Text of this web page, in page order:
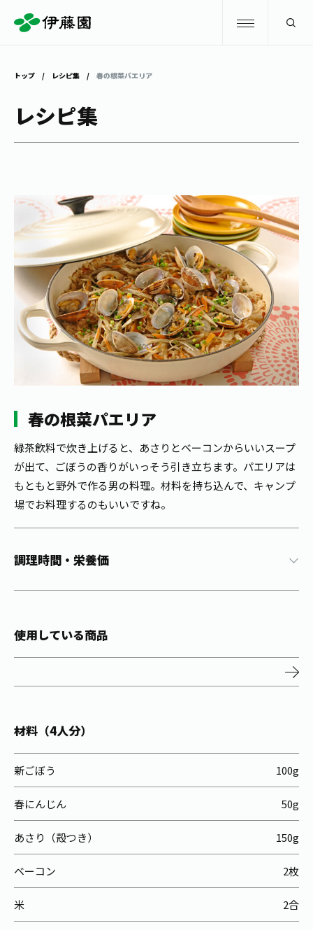
お〜いお茶
健康ミネラルむぎ茶
TULLY'S COFFEE
1日分の野菜
商品情報
ブランドから探す
カテゴリーから探す
キーワードから探す
製品の原料産地
お茶を知る・楽しむ
お茶を知る・楽しむ
お茶を楽しむ
お茶のいれ方
動画ギャラリー
レシピ集
お茶百科キッズ
茶産地育成事業
茶殻リサイクルシステム
お茶の妖精
体験・イベント
体験・イベント
見学・体験
工場見学
お茶の複合型博物館
食育・イベント
新俳句大賞
店舗・通販
店舗・通販
伊藤園の店舗トップ
茶寮伊藤園
店舗検索
通信販売トップ
Inner CHARM
Crazy Jasmine
お客様相談室
企業情報 GLOBAL
トップ レシピ集 春の根菜パエリア
レシピ集
春の根菜パエリア
緑茶飲料で炊き上げると、あさりとベーコンからいいスープ
が出て、ごぼうの香りがいっそう引き立ちます。パエリアは
もともと野外で作る男の料理。材料を持ち込んで、キャンプ
場でお料理するのもいいですね。
調理時間・栄養価
使用している商品
材料（4人分）
新ごぼう 100g
春にんじん 50g
あさり（殻つき） 150g
ベーコン 2枚
米 2合